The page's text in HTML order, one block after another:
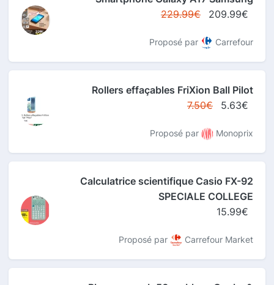
229.99€
209.99€
Proposé par Carrefour
Rollers effaçables FriXion Ball Pilot
7.50€
5.63€
Proposé par Monoprix
Calculatrice scientifique Casio FX-92
SPECIALE COLLEGE
15.99€
Proposé par Carrefour Market